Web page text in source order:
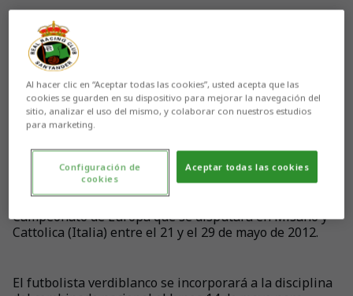
Aún no hay reacciones. ¡Sé el primero!
El portero del Racing Dani Sotres ha sido convocado
por la Selección Española SUB 19 para disputar el
Minitorneo de Elite clasificatorio para el XI
Campeonato de Europa que se disputará en Misano y
Cattolica (Italia) entre el 21 y el 29 de mayo de 2012.
El futbolista verdiblanco se incorporará a la disciplina
Al hacer clic en “Aceptar todas las cookies”, usted acepta que las
cookies se guarden en su dispositivo para mejorar la navegación del
sitio, analizar el uso del mismo, y colaborar con nuestros estudios
para marketing.
Aceptar todas las cookies
Configuración de
cookies